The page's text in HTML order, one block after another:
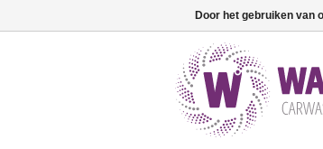
Door het gebruiken van